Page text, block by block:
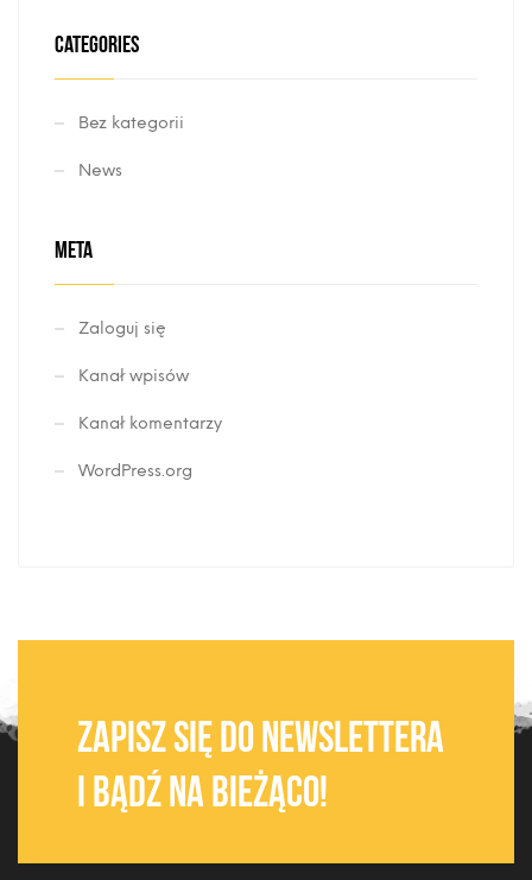
CATEGORIES
Bez kategorii
News
META
Zaloguj się
Kanał wpisów
Kanał komentarzy
WordPress.org
zapisz się do newslettera
i bądź na bieżąco!